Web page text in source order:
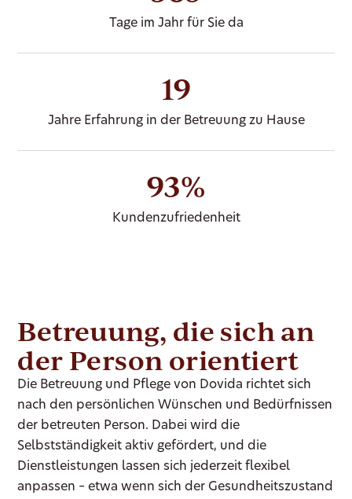
Tage im Jahr für Sie da
19
Jahre Erfahrung in der Betreuung zu Hause
93%
Kundenzufriedenheit
Betreuung, die sich an
der Person orientiert
Die Betreuung und Pflege von Dovida richtet sich
nach den persönlichen Wünschen und Bedürfnissen
der betreuten Person. Dabei wird die
Selbstständigkeit aktiv gefördert, und die
Dienstleistungen lassen sich jederzeit flexibel
anpassen – etwa wenn sich der Gesundheitszustand